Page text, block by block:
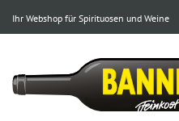
Ihr Webshop für Spirituosen und Weine